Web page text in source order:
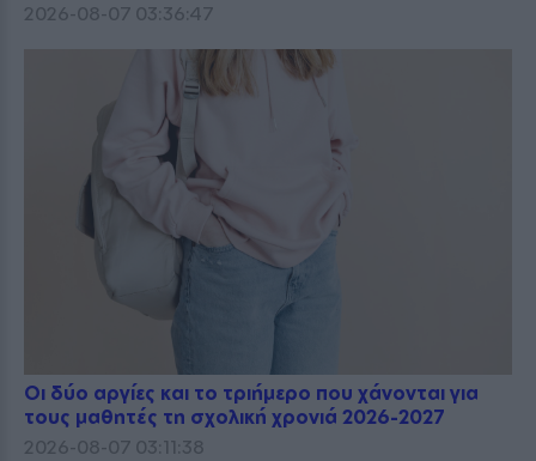
2026-08-07 03:36:47
Οι δύο αργίες και το τριήμερο που χάνονται για
τους μαθητές τη σχολική χρονιά 2026-2027
2026-08-07 03:11:38